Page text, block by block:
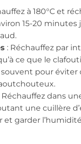
à 180°C et
15-20 minutes
: Réchauffez par
ce que le
pour éviter
Réchauffez dans
une cuillère
et garder